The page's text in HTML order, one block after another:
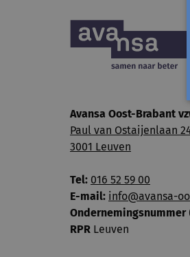
Avansa Oost-Brabant
Paul van Ostaijenlaan
3001 Leuven
Tel: 016 52 59 00
E-mail: info@avansa-
Ondernemingsnummer
RPR Leuven